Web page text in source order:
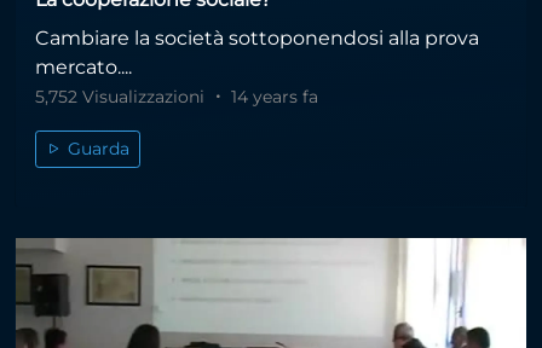
Cambiare la società sottoponendosi alla prova
mercato....
5,752 Visualizzazioni 14 years fa
Guarda